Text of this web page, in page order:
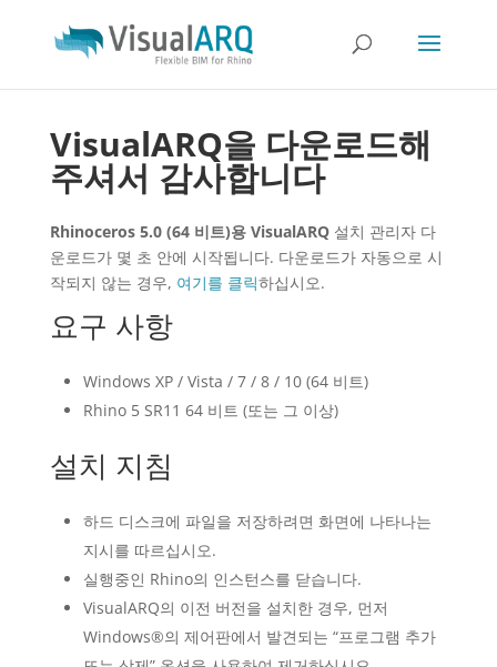
VisualARQ을 다운로드해
주셔서 감사합니다
Rhinoceros 5.0 (64 비트)용 VisualARQ설치 관리자 다
운로드가 몇 초 안에 시작됩니다. 다운로드가 자동으로 시
작되지 않는 경우, 여기를 클릭하십시오.
요구 사항
Windows XP / Vista / 7 / 8 / 10 (64 비트)
Rhino 5 SR11 64 비트 (또는 그 이상)
설치 지침
하드 디스크에 파일을 저장하려면 화면에 나타나는
지시를 따르십시오.
실행중인 Rhino의 인스턴스를 닫습니다.
VisualARQ의 이전 버전을 설치한 경우, 먼저
Windows®의 제어판에서 발견되는 “프로그램 추가